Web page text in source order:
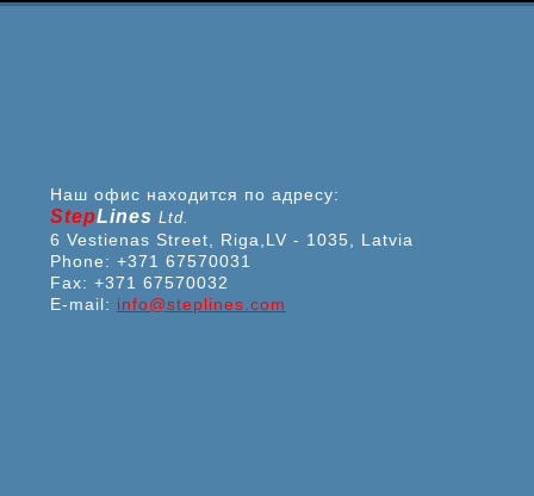
Наш офис находится по адресу:
StepLines Ltd.
6 Vestienas Street, Riga,LV - 1035, Latvia
Phone: +371 67570031
Fax: +371 67570032
E-mail: info@steplines.com